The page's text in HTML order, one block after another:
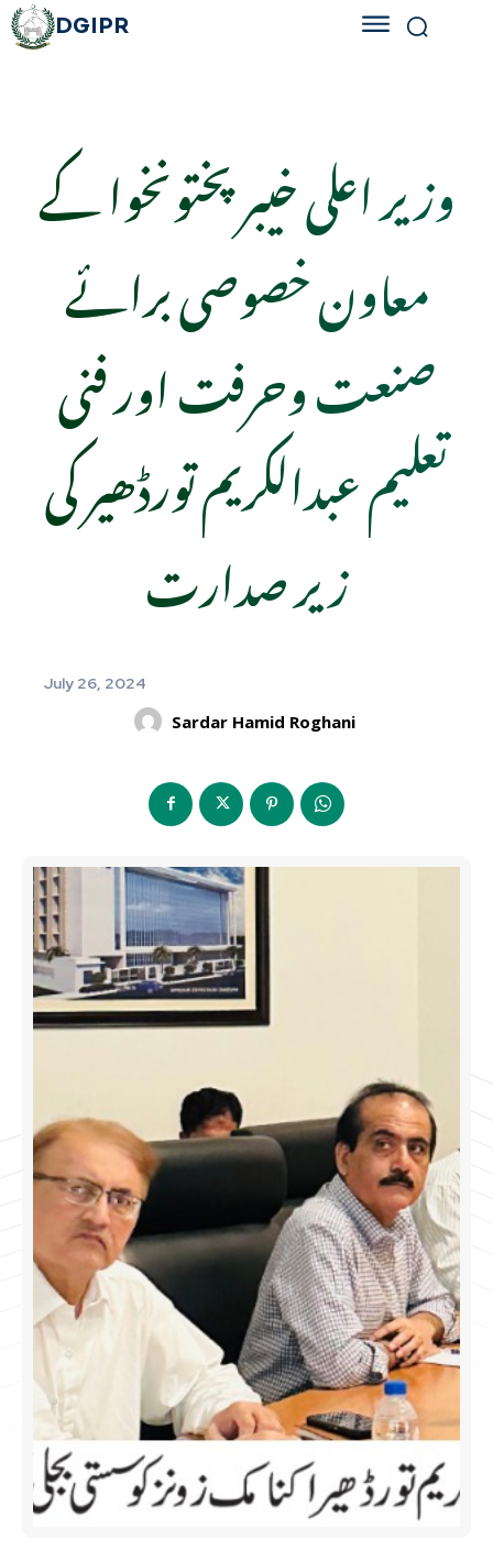
DGIPR
وزیر اعلی خیبر پختونخوا کے
معاون خصوصی برائے
صنعت وحرفت اور فنی
تعلیم عبدالکریم تورڈھیر کی
زیر صدارت
July 26, 2024
Sardar Hamid Roghani